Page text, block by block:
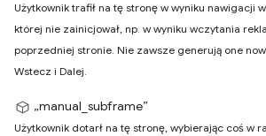
Użytkownik trafił na tę stronę w wyniku nawigacji
której nie zainicjował, np. w wyniku wczytania
poprzedniej stronie. Nie zawsze generują one
Wstecz i Dalej.
„manual_subframe”
Użytkownik dotarł na tę stronę, wybierając coś w